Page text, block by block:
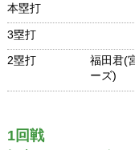
本塁打
3塁打
2塁打
福田君(
ーズ)
1回戦